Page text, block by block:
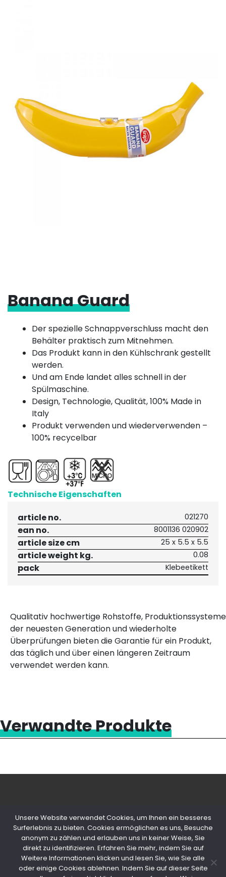
Banana Guard
Der spezielle Schnappverschluss macht den
Behälter praktisch zum Mitnehmen.
Das Produkt kann in den Kühlschrank gestellt
werden.
Und am Ende landet alles schnell in der
Spülmaschine.
Design, Technologie, Qualität, 100% Made in
Italy
Produkt verwenden und wiederverwenden –
100% recycelbar
Technische Eigenschaften
article no.
021270
ean no. 8001136 020902
article size cm 25 x 5.5 x 5.5
article weight kg. 0.08
pack Klebeetikett
Qualitativ hochwertige Rohstoffe, Produktionssysteme
der neuesten Generation und wiederholte
Überprüfungen bieten die Garantie für ein Produkt,
das täglich und über einen längeren Zeitraum
verwendet werden kann.
Verwandte Produkte
© 2020 Copyright Snips SRL | P. IVA
04603980154
Unsere Website verwendet Cookies, um Ihnen ein besseres
Surferlebnis zu bieten. Cookies ermöglichen es uns, Besuche
anonym zu zählen und erlauben uns in keiner Weise, Sie
direkt zu identifizieren. Erfahren Sie mehr, indem Sie auf
Weitere Informationen klicken und lesen Sie, wie Sie alle
oder einige Cookies ablehnen. Indem Sie auf dieser Seite